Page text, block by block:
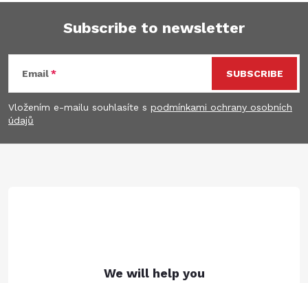
F
o
o
Subscribe to newsletter
Email
Vložením e-mailu souhlasíte s podmínkami ochrany osobních
údajů
SUBSCRIBE